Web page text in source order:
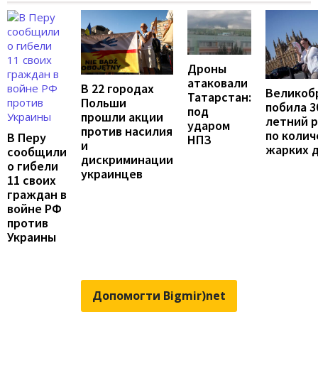
В Перу
сообщили
о гибели
11 своих
граждан в
войне РФ
против
Украины
В 22 городах
Польши
прошли акции
против насилия
и
дискриминации
украинцев
Дроны
атаковали
Татарстан:
под
ударом
НПЗ
побила
летний
по
жарких
Допомогти Bigmir)net